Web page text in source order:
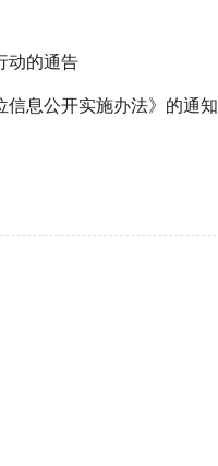
动的通告
信息公开实施办法》的通知